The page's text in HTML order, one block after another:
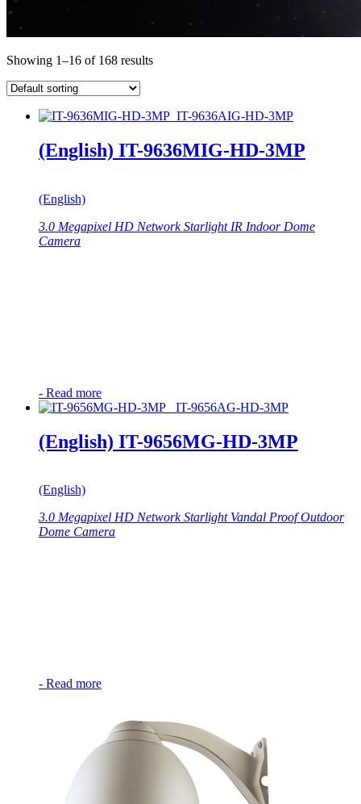
Showing 1–16 of 168 results
(English) IT-9636MIG-HD-3MP
(English)
3.0 Megapixel HD Network Starlight IR Indoor Dome
Camera
- Read more
(English) IT-9656MG-HD-3MP
(English)
3.0 Megapixel HD Network Starlight Vandal Proof Outdoor
Dome Camera
- Read more